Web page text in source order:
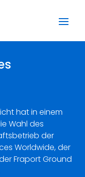
hat in einem
Wahl des
der
Worldwide, der
Fraport Ground